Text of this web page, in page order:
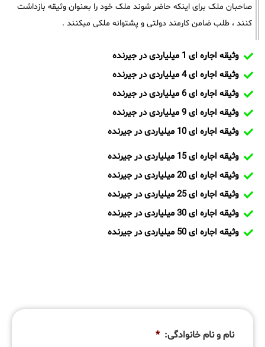
صاحبان ملک برای اینکه حاضر شوند ملک خود را بعنوان وثیقه بازداشت
کنند ، طلب ضامن کارمند دولتی و پشتوانه ملکی میکنند .
وثیقه اجاره ای 1 میلیاردی در جیرنده
وثیقه اجاره ای 4 میلیاردی در جیرنده
وثیقه اجاره ای 6 میلیاردی در جیرنده
وثیقه اجاره ای 9 میلیاردی در جیرنده
وثیقه اجاره ای 10 میلیاردی در جیرنده
وثیقه اجاره ای 15 میلیاردی در جیرنده
وثیقه اجاره ای 20 میلیاردی در جیرنده
وثیقه اجاره ای 25 میلیاردی در جیرنده
وثیقه اجاره ای 30 میلیاردی در جیرنده
وثیقه اجاره ای 50 میلیاردی در جیرنده
نام و نام خانوادگی: *